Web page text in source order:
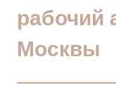
рабочий
Москвы